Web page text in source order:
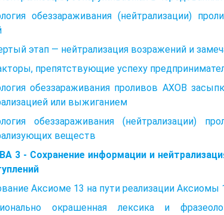
обеззараживания (нейтрализации)
этап — нейтрализация возражений и
препятствующие успеху
обеззараживания проливов АХОВ
или выжиганием
обеззараживания (нейтрализации)
веществ
3 - Сохранение информации и
Аксиоме 13 на пути реализации
окрашенная лексика и